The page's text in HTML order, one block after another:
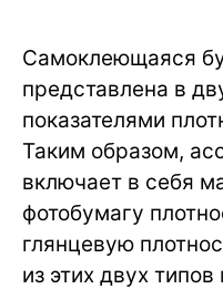
Самоклеющаяся
представлена в
показателями
Таким образом,
включает в себя
фотобумагу
глянцевую
из этих двух